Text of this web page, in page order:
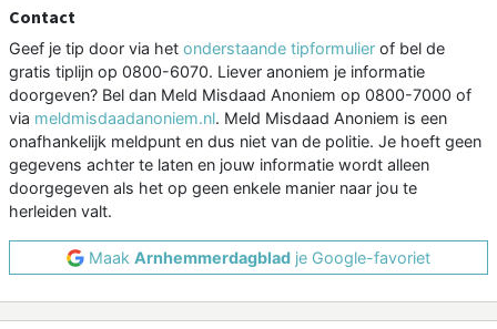
Contact
Geef je tip door via het onderstaande tipformulier of bel de
gratis tiplijn op 0800-6070. Liever anoniem je informatie
doorgeven? Bel dan Meld Misdaad Anoniem op 0800-7000 of
via meldmisdaadanoniem.nl. Meld Misdaad Anoniem is een
onafhankelijk meldpunt en dus niet van de politie. Je hoeft geen
gegevens achter te laten en jouw informatie wordt alleen
doorgegeven als het op geen enkele manier naar jou te
herleiden valt.
Maak Arnhemmerdagblad je Google-favoriet